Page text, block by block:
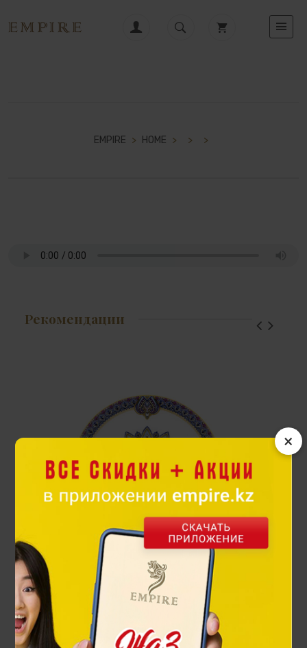
×
EMPIRE > HOME > > >
Рекомендации
Чайная пара Ханшайым на 1 персону